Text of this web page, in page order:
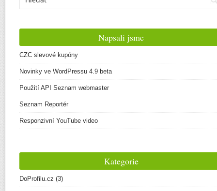
Napsali jsme
CZC slevové kupóny
Novinky ve WordPressu 4.9 beta
Použití API Seznam webmaster
Seznam Reportér
Responzivní YouTube video
Kategorie
DoProfilu.cz (3)